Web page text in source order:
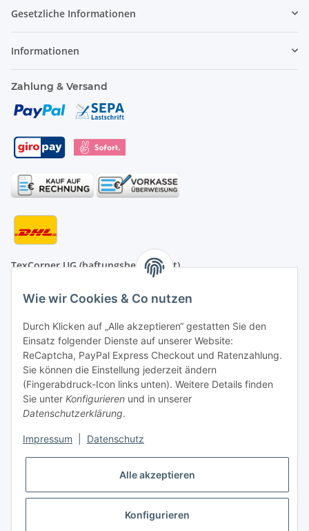
Gesetzliche Informationen
Informationen
Zahlung & Versand
TexCorner UG (haftungsbeschränkt)
D-31275 Lehrte
Montag - Freitag
von 09:00 - 13:00 Uhr
telefonisch erreichbar
Tel: +49 (0) 5132 8230689
Fax: +49 (0) 5132 8230693
E-Mail:mail@texcorner.de
Vertrag widerrufen
Wie wir Cookies & Co nutzen
Durch Klicken auf „Alle akzeptieren“ gestatten Sie den
Einsatz folgender Dienste auf unserer Website:
ReCaptcha, PayPal Express Checkout und Ratenzahlung.
Sie können die Einstellung jederzeit ändern
(Fingerabdruck-Icon links unten). Weitere Details finden
Sie unter Konfigurieren und in unserer
Datenschutzerklärung.
Impressum Datenschutz
Alle akzeptieren
Konfigurieren